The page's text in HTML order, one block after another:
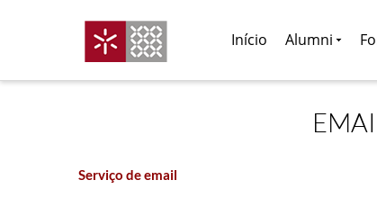
Início Alumni
Serviço de email